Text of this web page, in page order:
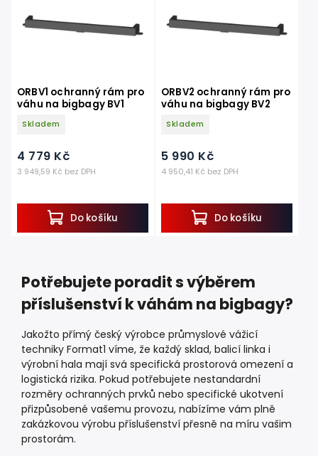
Abecedně
ORBV1 ochranný rám pro
váhu na bigbagy BV1
Skladem
3 949,59 Kč bez DPH
4 779 Kč
Do košíku
ORBV2 ochranný rám pro
váhu na bigbagy BV2
Skladem
4 950,41 Kč bez DPH
5 990 Kč
Do košíku
Potřebujete poradit s výběrem
příslušenství k váhám na bigbagy?
Jakožto přímý český výrobce průmyslové vážicí
techniky Format1 víme, že každý sklad, balicí linka i
výrobní hala mají svá specifická prostorová omezení a
logistická rizika. Pokud potřebujete nestandardní
rozměry ochranných prvků nebo specifické ukotvení
přizpůsobené vašemu provozu, nabízíme vám plně
zakázkovou výrobu příslušenství přesně na míru vašim
prostorám.